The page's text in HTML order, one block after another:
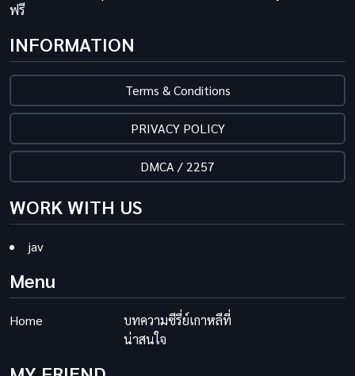
ฟรี
INFORMATION
Terms & Conditions
PRIVACY POLICY
DMCA / 2257
WORK WITH US
jav
Menu
Home
บทความซีรี่ย์เกาหลีที่
น่าสนใจ